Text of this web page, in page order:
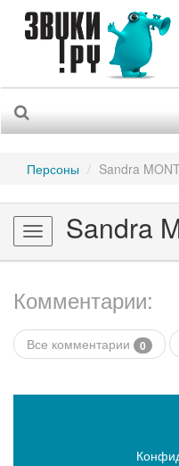
Персоны Sandra
Toggle
navigation
Sandra
Комментарии:
Все комментарии 0